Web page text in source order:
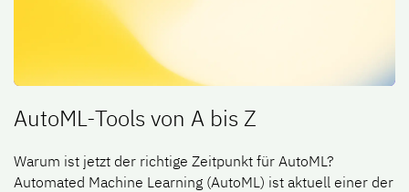
AutoML-Tools von A bis Z
Waru​m ist jetzt der richtige Zeitpunkt für AutoML?
Automated Machine Learning (AutoML) ist aktuell einer der